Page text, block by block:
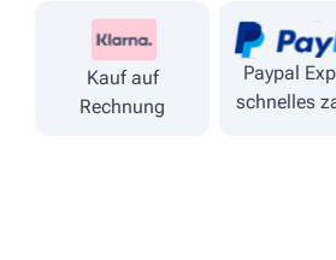
Kauf auf
Rechnung
Paypal
schnelles